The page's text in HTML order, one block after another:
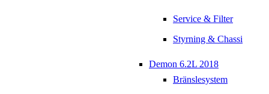
Service & Filter
Styrning & Chassi
Demon 6.2L 2018
Bränslesystem